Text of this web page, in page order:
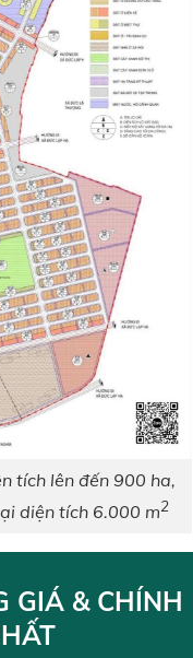
tích lên đến 900 ha,
diện tích 6.000 m2
GIÁ & CHÍNH